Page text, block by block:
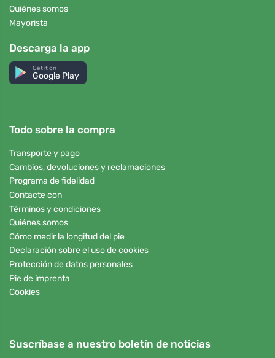
Quiénes somos
Mayorista
Descarga la app
Get it on
Google Play
Todo sobre la compra
Transporte y pago
Cambios, devoluciones y reclamaciones
Programa de fidelidad
Contacte con
Términos y condiciones
Quiénes somos
Cómo medir la longitud del pie
Declaración sobre el uso de cookies
Protección de datos personales
Pie de imprenta
Cookies
Suscríbase a nuestro boletín de noticias